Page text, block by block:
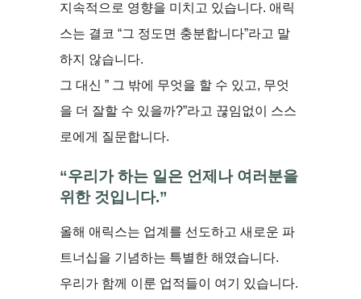
지속적으로 영향을 미치고 있습니다. 애릭
스는 결코 “그 정도면 충분합니다”라고 말
하지 않습니다.
그 대신 ” 그 밖에 무엇을 할 수 있고, 무엇
을 더 잘할 수 있을까?”라고 끊임없이 스스
로에게 질문합니다.
“우리가 하는 일은 언제나 여러분을
위한 것입니다.”
올해 애릭스는 업계를 선도하고 새로운 파
트너십을 기념하는 특별한 해였습니다.
우리가 함께 이룬 업적들이 여기 있습니다.